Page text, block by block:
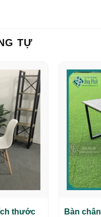
TỰ
thước
Bàn